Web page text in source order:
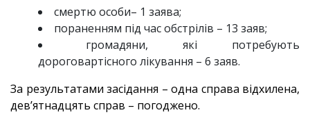
смертю особи– 1 заява;
пораненням під час обстрілів – 13 заяв;
громадяни, які потребують
дороговартісного лікування – 6 заяв.
За результатами засідання – одна справа відхилена,
дев’ятнадцять справ – погоджено.